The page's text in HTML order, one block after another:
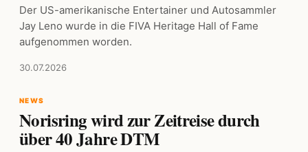
Der US-amerikanische Entertainer und Autosammler
Jay Leno wurde in die FIVA Heritage Hall of Fame
aufgenommen worden.
30.07.2026
NEWS
Norisring wird zur Zeitreise durch
über 40 Jahre DTM